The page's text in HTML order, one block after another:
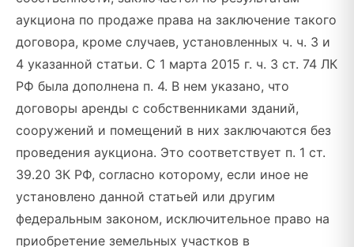
аукциона по продаже права на заключение такого
договора, кроме случаев, установленных ч. ч. 3 и
4 указанной статьи. С 1 марта 2015 г. ч. 3 ст. 74 ЛК
РФ была дополнена п. 4. В нем указано, что
договоры аренды с собственниками зданий,
сооружений и помещений в них заключаются без
проведения аукциона. Это соответствует п. 1 ст.
39.20 ЗК РФ, согласно которому, если иное не
установлено данной статьей или другим
федеральным законом, исключительное право на
приобретение земельных участков в